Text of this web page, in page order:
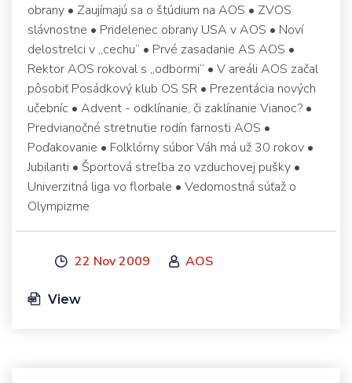
obrany • Zaujímajú sa o štúdium na AOS • ZVOS
slávnostne • Pridelenec obrany USA v AOS • Noví
delostrelci v „cechu“ • Prvé zasadanie AS AOS •
Rektor AOS rokoval s „odbormi“ • V areáli AOS začal
pôsobiť Posádkový klub OS SR • Prezentácia nových
učebníc • Advent - odklínanie, či zaklínanie Vianoc? •
Predvianočné stretnutie rodín farnosti AOS •
Poďakovanie • Folklórny súbor Váh má už 30 rokov •
Jubilanti • Športová streľba zo vzduchovej pušky •
Univerzitná liga vo florbale • Vedomostná súťaž o
Olympizme
22 Nov 2009 AOS
View